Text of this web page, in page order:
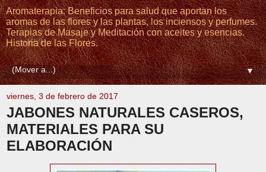
Aromaterapia: Beneficios para salud que aportan los
aromas de las flores y las plantas, los inciensos y perfumes.
Terapias de Masaje y Meditación con aceites y esencias.
Historia de las Flores.
▼
viernes, 3 de febrero de 2017
JABONES NATURALES CASEROS,
MATERIALES PARA SU
ELABORACIÓN